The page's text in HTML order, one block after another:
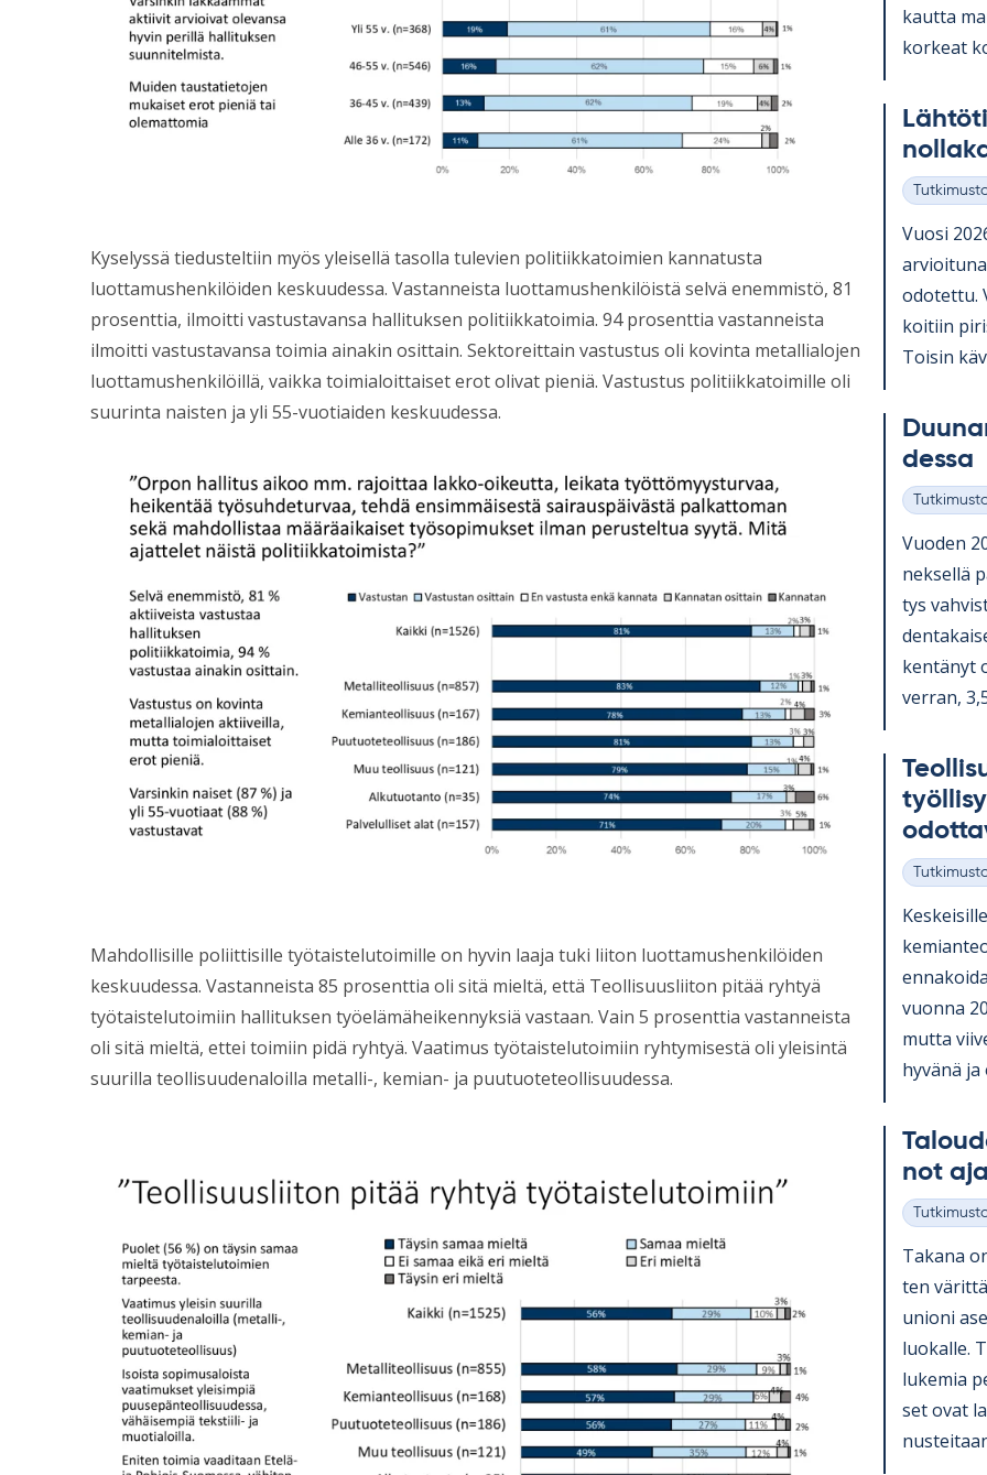
Kyselyssä tiedusteltiin myös yleisellä tasolla tulevien politiikkatoimien kannatusta
luottamushenkilöiden keskuudessa. Vastanneista luottamushenkilöistä selvä enemmistö, 81
prosenttia, ilmoitti vastustavansa hallituksen politiikkatoimia. 94 prosenttia vastanneista
ilmoitti vastustavansa toimia ainakin osittain. Sektoreittain vastustus oli kovinta metallialojen
luottamushenkilöillä, vaikka toimialoittaiset erot olivat pieniä. Vastustus politiikkatoimille oli
suurinta naisten ja yli 55-vuotiaiden keskuudessa.
Mahdollisille poliittisille työtaistelutoimille on hyvin laaja tuki liiton luottamushenkilöiden
keskuudessa. Vastanneista 85 prosenttia oli sitä mieltä, että Teollisuusliiton pitää ryhtyä
työtaistelutoimiin hallituksen työelämäheikennyksiä vastaan. Vain 5 prosenttia vastanneista
oli sitä mieltä, ettei toimiin pidä ryhtyä. Vaatimus työtaistelutoimiin ryhtymisestä oli yleisintä
suurilla teollisuudenaloilla metalli-, kemian- ja puutuoteteollisuudessa.
kautta
kor­keat
Kategoriat
Vuosi
odo­tettu.
koi­tiin
Toi­sin
dessa
Kategoriat
Vuo­den
nek­sellä
tys
ken­tä­nyt
ver­ran,
Kategoriat
vuonna
mutta
hy­vänä
not
Kategoriat
Ta­kana
ten
unioni
luo­kalle.
lu­ke­mia
set ovat